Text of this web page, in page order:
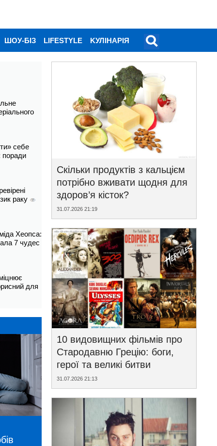
ШОУ-БІЗ LIFESTYLE KУЛІНАРІЯ
себе
поради
раку
Хеопса:
7 чудес
для
Скільки продуктів з кальцієм
потрібно вживати щодня для
здоров’я кісток?
31.07.2026 21:19
10 видовищних фільмів про
Стародавню Грецію: боги,
герої та великі битви
31.07.2026 21:13